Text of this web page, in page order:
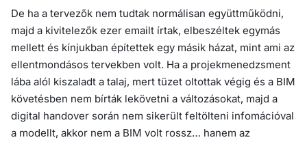
De ha a tervezők nem tudtak normálisan együttműködni,
majd a kivitelezők ezer emailt írtak, elbeszéltek egymás
mellett és kínjukban építettek egy másik házat, mint ami az
ellentmondásos tervekben volt. Ha a projekmenedzsment
lába alól kiszaladt a talaj, mert tüzet oltottak végig és a BIM
követésben nem bírták lekövetni a változásokat, majd a
digital handover során nem sikerült feltölteni infomációval
a modellt, akkor nem a BIM volt rossz… hanem az